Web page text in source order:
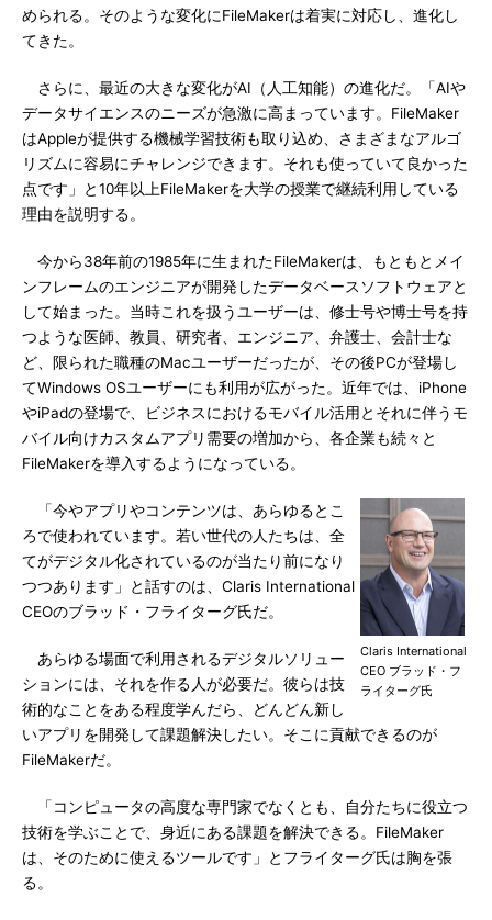
められる。そのような変化にFileMakerは着実に対応し、進化し
てきた。
さらに、最近の大きな変化がAI（人工知能）の進化だ。「AIや
データサイエンスのニーズが急激に高まっています。FileMaker
はAppleが提供する機械学習技術も取り込め、さまざまなアルゴ
リズムに容易にチャレンジできます。それも使っていて良かった
点です」と10年以上FileMakerを大学の授業で継続利用している
理由を説明する。
今から38年前の1985年に生まれたFileMakerは、もともとメイ
ンフレームのエンジニアが開発したデータベースソフトウェアと
して始まった。当時これを扱うユーザーは、修士号や博士号を持
つような医師、教員、研究者、エンジニア、弁護士、会計士な
ど、限られた職種のMacユーザーだったが、その後PCが登場し
てWindows OSユーザーにも利用が広がった。近年では、iPhone
やiPadの登場で、ビジネスにおけるモバイル活用とそれに伴うモ
バイル向けカスタムアプリ需要の増加から、各企業も続々と
FileMakerを導入するようになっている。
Claris International
CEO ブラッド・フ
ライターグ氏
「今やアプリやコンテンツは、あらゆるとこ
ろで使われています。若い世代の人たちは、全
てがデジタル化されているのが当たり前になり
つつあります」と話すのは、Claris International
CEOのブラッド・フライターグ氏だ。
あらゆる場面で利用されるデジタルソリュー
ションには、それを作る人が必要だ。彼らは技
術的なことをある程度学んだら、どんどん新し
いアプリを開発して課題解決したい。そこに貢献できるのが
FileMakerだ。
「コンピュータの高度な専門家でなくとも、自分たちに役立つ
技術を学ぶことで、身近にある課題を解決できる。FileMaker
は、そのために使えるツールです」とフライターグ氏は胸を張
る。